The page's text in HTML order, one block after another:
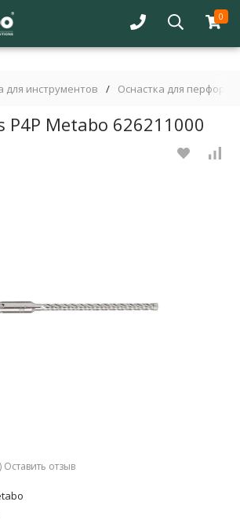
0
для инструментов / Оснастка для
P4P Metabo 626211000
Оставить отзыв